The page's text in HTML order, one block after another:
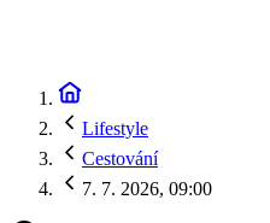
Lifestyle
Cestování
7. 7. 2026, 09:00